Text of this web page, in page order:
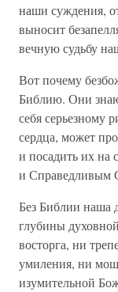
наши суждения,
выносит
вечную судьбу
Вот почему
Библию. Они
себя серьезному
сердца, может
и посадить их
и Справедливым
Без Библии наша
глубины
восторга, ни
умиления, ни
изумительной